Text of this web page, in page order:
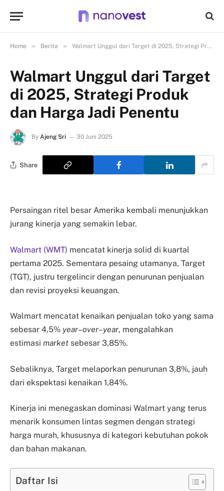
Home » Berita » Walmart Unggul dari Target di 2025, Strategi Produk dan Harga Jadi Penentu
Walmart Unggul dari Target
di 2025, Strategi Produk
dan Harga Jadi Penentu
By Ajeng Sri 30 Juni 2025
Share
Persaingan ritel besar Amerika kembali menunjukkan
jurang kinerja yang semakin lebar.
Walmart (WMT) mencatat kinerja solid di kuartal
pertama 2025. Sementara pesaing utamanya, Target
(TGT), justru tergelincir dengan penurunan penjualan
dan revisi proyeksi keuangan.
Walmart mencatat kenaikan penjualan toko yang sama
sebesar 4,5% year–over–year, mengalahkan
estimasi market sebesar 3,85%.
Sebaliknya, Target melaporkan penurunan 3,8%, jauh
dari ekspektasi kenaikan 1,84%.
Kinerja ini menegaskan dominasi Walmart yang terus
menarik konsumen lintas segmen dengan strategi
harga murah, khususnya di kategori kebutuhan pokok
dan bahan makanan.
Daftar Isi